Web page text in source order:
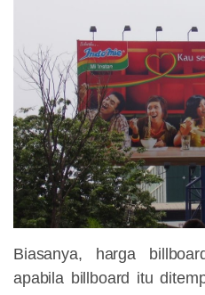
Biasanya, harga
apabila billboard itu